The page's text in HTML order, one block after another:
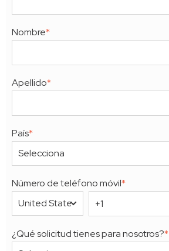
Nombre*
Apellido*
País*
Número de teléfono móvil*
¿Qué solicitud tienes para nosotros?*